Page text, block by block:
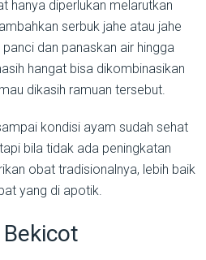
hanya diperlukan melarutkan
serbuk jahe atau jahe
dan panaskan air hingga
hangat bisa dikombinasikan
dikasih ramuan tersebut.
kondisi ayam sudah sehat
bila tidak ada peningkatan
obat tradisionalnya, lebih baik
yang di apotik.
Bekicot